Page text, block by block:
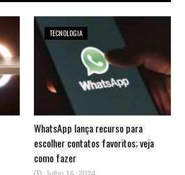
TECNOLOGIA
WhatsApp lança recurso para
escolher contatos favoritos; veja
como fazer